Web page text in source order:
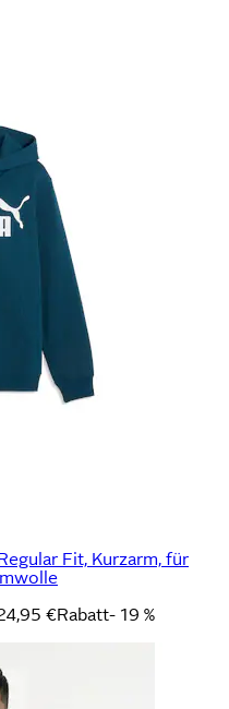
Fit, Kurzarm, für
€Rabatt- 19 %